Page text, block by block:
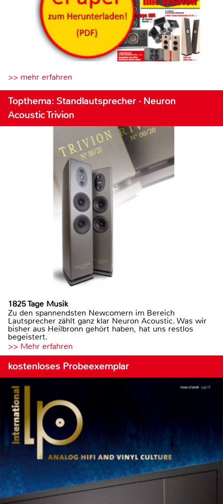
>> mehr erfahren
Topthema: Standlautsprecher · Neuron
Acoustic Trivion
1825 Tage Musik
Zu den spannendsten Newcomern im Bereich
Lautsprecher zählt ganz klar Neuron Acoustic. Was wir
bisher aus Heilbronn gehört haben, hat uns restlos
begeistert.
>> Mehr erfahren
kostenloses Probeexemplar